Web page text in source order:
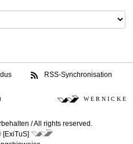
RSS-Synchronisation
W E R N I C K E
/All rights reserved.
[ExiTuS]